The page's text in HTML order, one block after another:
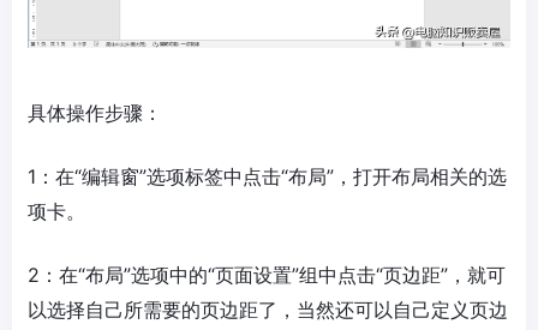
具体操作步骤：
1：在“编辑窗”选项标签中点击“布局”，打开布局相关的选
项卡。
2：在“布局”选项中的“页面设置”组中点击“页边距”，就可
以选择自己所需要的页边距了，当然还可以自己定义页边